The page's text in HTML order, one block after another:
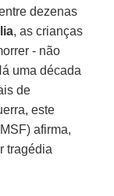
dezenas
, as crianças
- não
uma década
de
este
afirma,
tragédia